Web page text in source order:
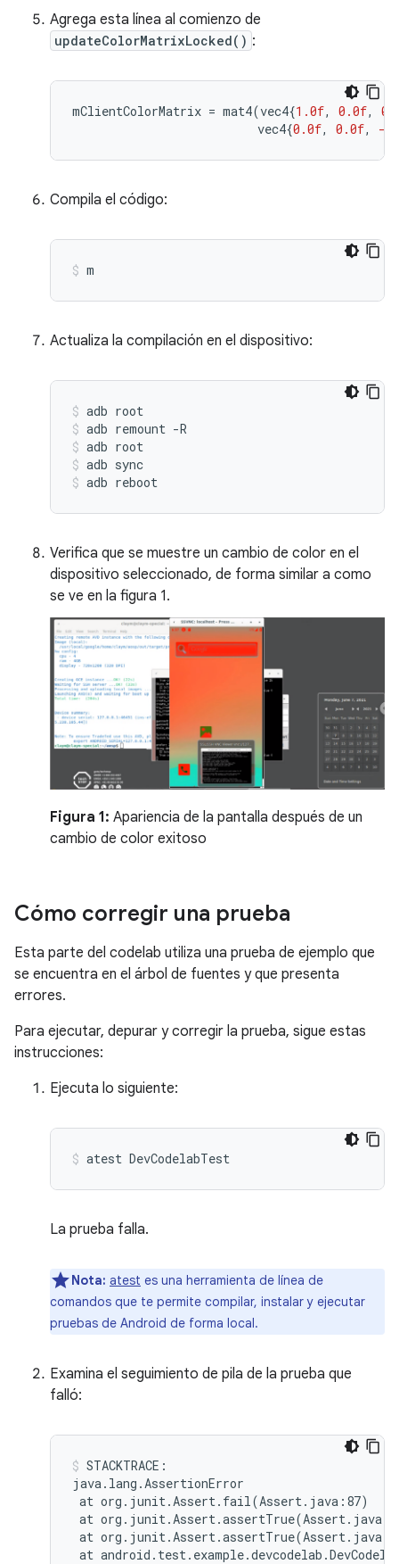
Agrega esta línea al comienzo de
updateColorMatrixLocked() :
mClientColorMatrix = mat4(vec4{1.0f, 0.0f,
vec4{0.0f, 0.0f, -
Compila el código:
m
Actualiza la compilación en el dispositivo:
adb root
adb remount -R
adb root
adb sync
adb reboot
Verifica que se muestre un cambio de color en el
dispositivo seleccionado, de forma similar a como
se ve en la figura 1.
Figura 1: Apariencia de la pantalla después de un
cambio de color exitoso
Cómo corregir una prueba
Esta parte del codelab utiliza una prueba de ejemplo que
se encuentra en el árbol de fuentes y que presenta
errores.
Para ejecutar, depurar y corregir la prueba, sigue estas
instrucciones:
Ejecuta lo siguiente:
atest DevCodelabTest
La prueba falla.
Nota: atest es una herramienta de línea de
comandos que te permite compilar, instalar y ejecutar
pruebas de Android de forma local.
Examina el seguimiento de pila de la prueba que
falló:
STACKTRACE:
at org.junit.Assert.fail(Assert.java:87)
at org.junit.Assert.assertTrue(
at org.junit.Assert.assertTrue(
at